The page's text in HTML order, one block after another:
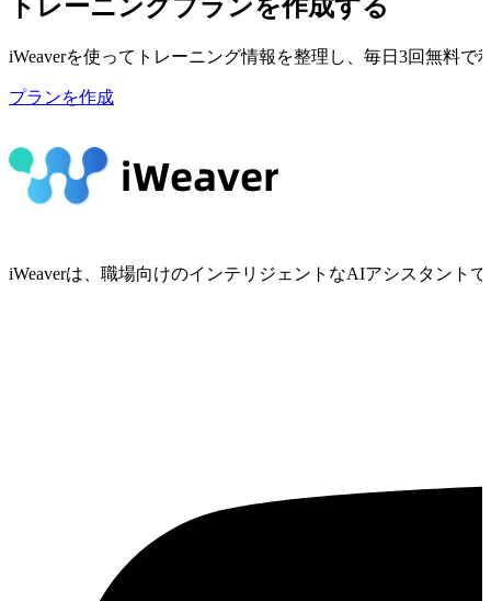
トレーニングプランを作成する
iWeaverを使ってトレーニング情報を整理し、毎日3回無料
プランを作成
iWeaverは、職場向けのインテリジェントなAIアシスタント